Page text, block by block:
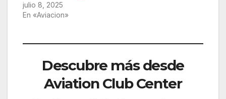
julio 8, 2025
En «Aviacion»
Descubre más desde
Aviation Club Center